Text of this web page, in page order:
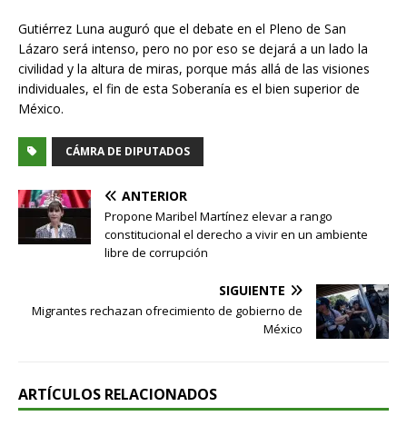
Gutiérrez Luna auguró que el debate en el Pleno de San
Lázaro será intenso, pero no por eso se dejará a un lado la
civilidad y la altura de miras, porque más allá de las visiones
individuales, el fin de esta Soberanía es el bien superior de
México.
CÁMRA DE DIPUTADOS
ANTERIOR
Propone Maribel Martínez elevar a rango
constitucional el derecho a vivir en un ambiente
libre de corrupción
SIGUIENTE
Migrantes rechazan ofrecimiento de gobierno de
México
ARTÍCULOS RELACIONADOS